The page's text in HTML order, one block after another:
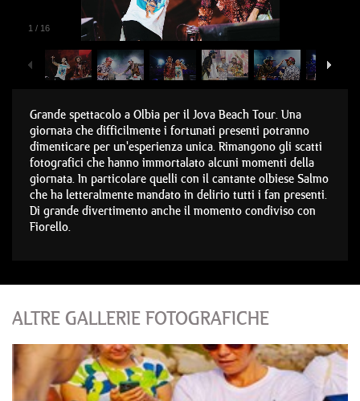
1 / 16
Grande spettacolo a Olbia per il Jova Beach Tour. Una
giornata che difficilmente i fortunati presenti potranno
dimenticare per un'esperienza unica. Rimangono gli scatti
fotografici che hanno immortalato alcuni momenti della
giornata. In particolare quelli con il cantante olbiese Salmo
che ha letteralmente mandato in delirio tutti i fan presenti.
Di grande divertimento anche il momento condiviso con
Fiorello.
ALTRE GALLERIE FOTOGRAFICHE